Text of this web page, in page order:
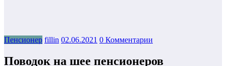
Пенсионер fillin 02.06.2021 0 Комментарии
Поводок на шее пенсионеров